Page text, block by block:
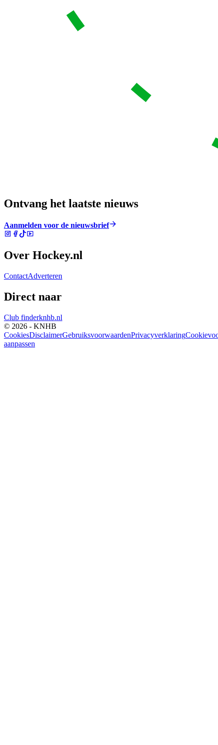
Ontvang het laatste nieuws
Aanmelden voor de nieuwsbrief
Over Hockey.nl
ContactAdverteren
Direct naar
Club finderknhb.nl
© 2026 - KNHB
CookiesDisclaimerGebruiksvoorwaardenPrivacyverklaring
aanpassen